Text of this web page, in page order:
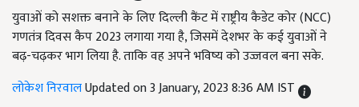
युवाओं को सशक्त बनाने के लिए दिल्ली कैंट में राष्ट्रीय कैडेट कोर (NCC)
गणतंत्र दिवस कैप 2023 लगाया गया है, जिसमें देशभर के कई युवाओं ने
बढ़-चढ़कर भाग लिया है. ताकि वह अपने भविष्य को उज्जवल बना सके.
लोकेश निरवालUpdated on 3 January, 2023 8:36 AM IST